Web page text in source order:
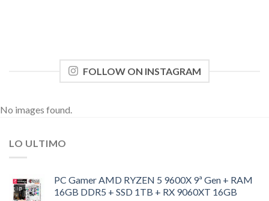
FOLLOW ON INSTAGRAM
No images found.
LO ULTIMO
PC Gamer AMD RYZEN 5 9600X 9ª Gen + RAM
16GB DDR5 + SSD 1TB + RX 9060XT 16GB